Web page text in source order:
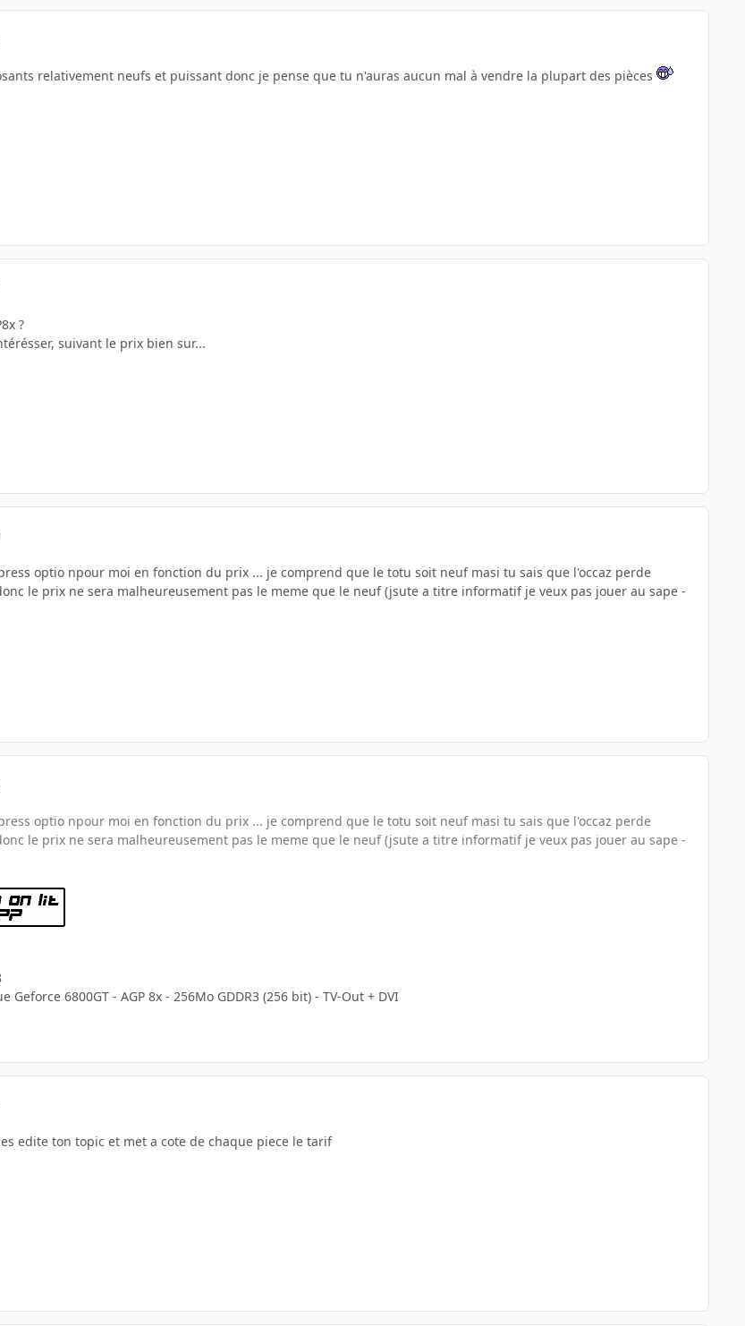
relativement neufs et puissant donc je pense que tu n'auras aucun mal à vendre la plupart des pièces
?
suivant le prix bien sur...
optio npour moi en fonction du prix ... je comprend que le totu soit neuf masi tu sais que l'occaz perde
le prix ne sera malheureusement pas le meme que le neuf (jsute a titre informatif je veux pas jouer au sape -
optio npour moi en fonction du prix ... je comprend que le totu soit neuf masi tu sais que l'occaz perde
le prix ne sera malheureusement pas le meme que le neuf (jsute a titre informatif je veux pas jouer au sape -
6800GT - AGP 8x - 256Mo GDDR3 (256 bit) - TV-Out + DVI
edite ton topic et met a cote de chaque piece le tarif